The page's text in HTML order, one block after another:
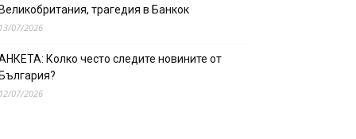
трагедия в Банкок
07/2026
Колко често следите новините от
07/2026